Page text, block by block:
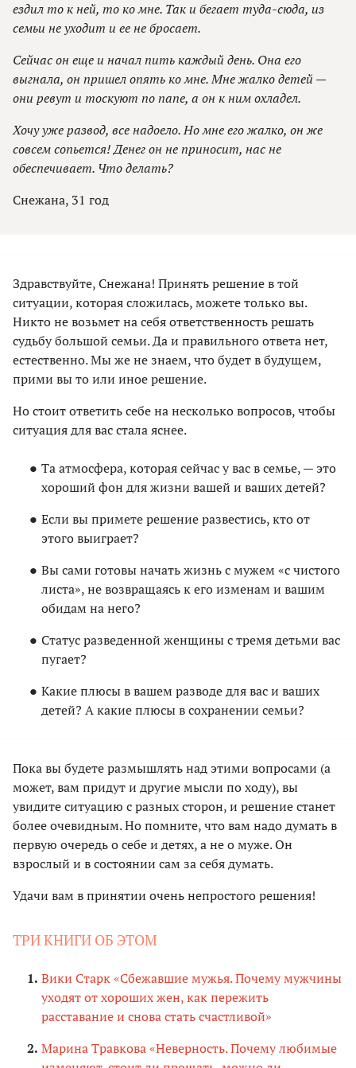
ездил то к ней, то ко мне. Так и бегает туда-сюда, из
семьи не уходит и ее не бросает.
Сейчас он еще и начал пить каждый день. Она его
выгнала, он пришел опять ко мне. Мне жалко детей —
они ревут и тоскуют по папе, а он к ним охладел.
Хочу уже развод, все надоело. Но мне его жалко, он же
совсем сопьется! Денег он не приносит, нас не
обеспечивает. Что делать?
Снежана, 31 год
Здравствуйте, Снежана! Принять решение в той
ситуации, которая сложилась, можете только вы.
Никто не возьмет на себя ответственность решать
судьбу большой семьи. Да и правильного ответа нет,
естественно. Мы же не знаем, что будет в будущем,
прими вы то или иное решение.
Но стоит ответить себе на несколько вопросов, чтобы
ситуация для вас стала яснее.
Та атмосфера, которая сейчас у вас в семье, — это
хороший фон для жизни вашей и ваших детей?
Если вы примете решение развестись, кто от
этого выиграет?
Вы сами готовы начать жизнь с мужем «с чистого
листа», не возвращаясь к его изменам и вашим
обидам на него?
Статус разведенной женщины с тремя детьми вас
пугает?
Какие плюсы в вашем разводе для вас и ваших
детей? А какие плюсы в сохранении семьи?
Пока вы будете размышлять над этими вопросами (а
может, вам придут и другие мысли по ходу), вы
увидите ситуацию с разных сторон, и решение станет
более очевидным. Но помните, что вам надо думать в
первую очередь о себе и детях, а не о муже. Он
взрослый и в состоянии сам за себя думать.
Удачи вам в принятии очень непростого решения!
ТРИ КНИГИ ОБ ЭТОМ
Вики Старк «Сбежавшие мужья. Почему мужчины
уходят от хороших жен, как пережить
расставание и снова стать счастливой»
Марина Травкова «Неверность. Почему любимые